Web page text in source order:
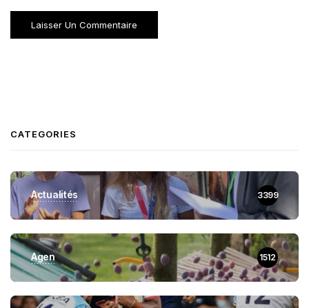
CATEGORIES
Actualités 3399
Agen 1512